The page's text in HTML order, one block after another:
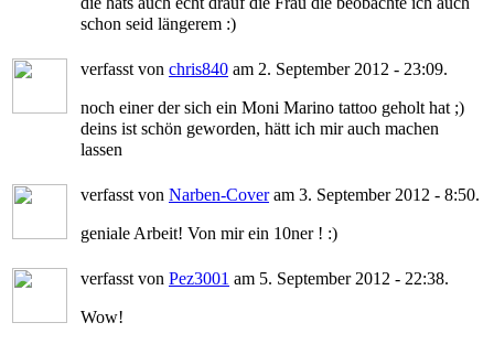
schon seid längerem :)
verfasst von chris840 am 2. September 2012 - 23:09.
noch einer der sich ein Moni Marino tattoo geholt hat ;)
deins ist schön geworden, hätt ich mir auch machen
lassen
verfasst von Narben-Coveram 3. September 2012 - 8:50.
geniale Arbeit! Von mir ein 10ner ! :)
verfasst von Pez3001 am 5. September 2012 - 22:38.
Wow!